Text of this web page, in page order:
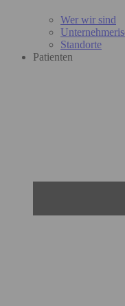
Wer wir sind
Standorte
Patienten